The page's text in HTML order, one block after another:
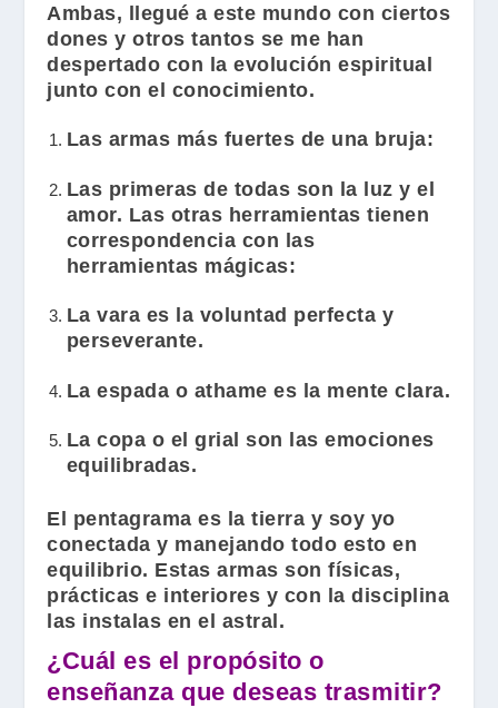
Ambas, llegué a este mundo con ciertos
dones y otros tantos se me han
despertado con la evolución espiritual
junto con el conocimiento.
Las armas más fuertes de una bruja:
Las primeras de todas son la luz y el
amor. Las otras herramientas tienen
correspondencia con las
herramientas mágicas:
La vara es la voluntad perfecta y
perseverante.
La espada o athame es la mente clara.
La copa o el grial son las emociones
equilibradas.
El pentagrama es la tierra y soy yo
conectada y manejando todo esto en
equilibrio. Estas armas son físicas,
prácticas e interiores y con la disciplina
las instalas en el astral.
¿Cuál es el propósito o
enseñanza que deseas trasmitir?